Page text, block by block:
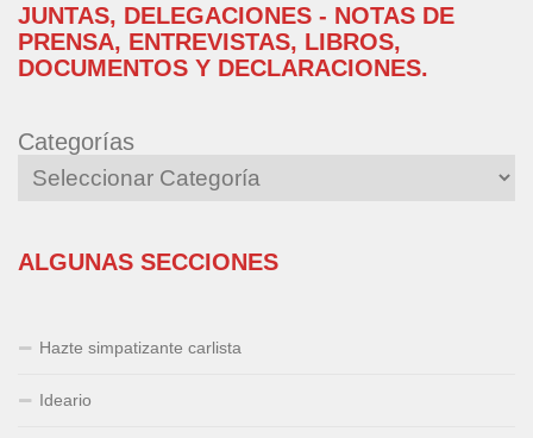
JUNTAS, DELEGACIONES - NOTAS DE
PRENSA, ENTREVISTAS, LIBROS,
DOCUMENTOS Y DECLARACIONES.
Categorías
ALGUNAS SECCIONES
Hazte simpatizante carlista
Ideario